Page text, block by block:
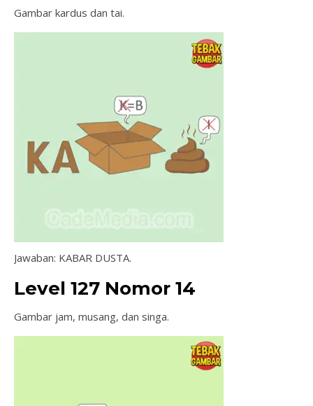
Gambar kardus dan tai.
Jawaban: KABAR DUSTA.
Level 127 Nomor 14
Gambar jam, musang, dan singa.